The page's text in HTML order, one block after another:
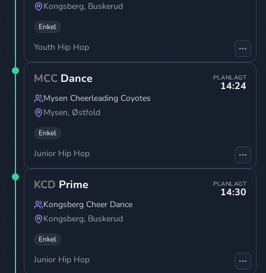
Kongsberg, Buskerud
Enkel
Youth Hip Hop
PLANLAGT
14:24
MCC Dance
Mysen Cheerleading Coyotes
Mysen, Østfold
Enkel
Junior Hip Hop
PLANLAGT
14:30
KCD Prime
Kongsberg Cheer Dance
Kongsberg, Buskerud
Enkel
Junior Hip Hop